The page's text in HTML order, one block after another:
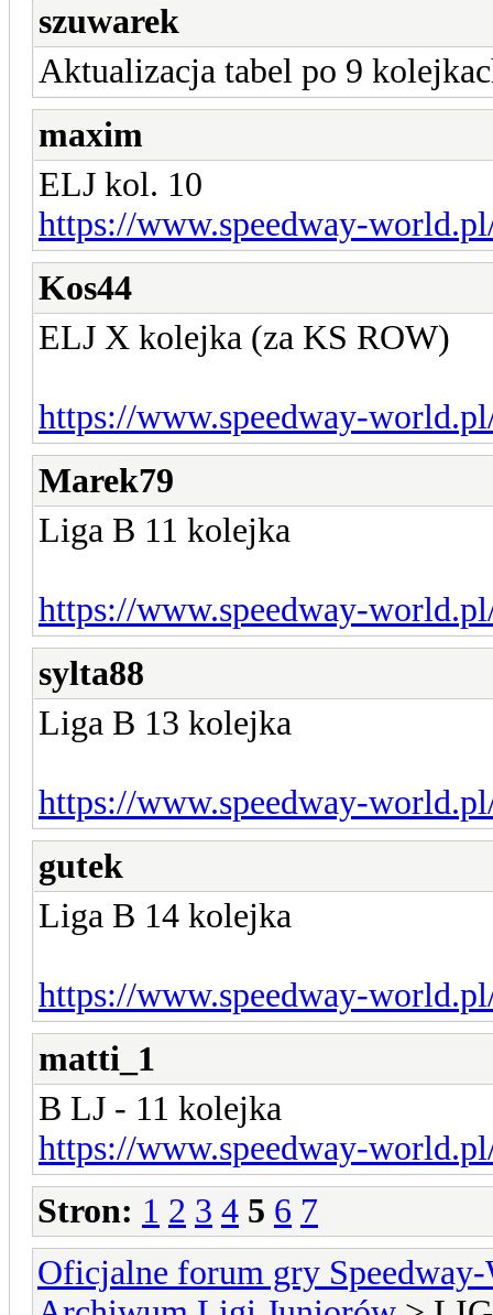
szuwarek
Aktualizacja tabel po 9
maxim
ELJ kol. 10
https://www.speedway-
Kos44
ELJ X kolejka (za KS ROW)
https://www.speedway-
Marek79
Liga B 11 kolejka
https://www.speedway-
sylta88
Liga B 13 kolejka
https://www.speedway-
gutek
Liga B 14 kolejka
https://www.speedway-
matti_1
B LJ - 11 kolejka
https://www.speedway-
Stron: 1 2 3 4 5 6 7
Oficjalne forum gry